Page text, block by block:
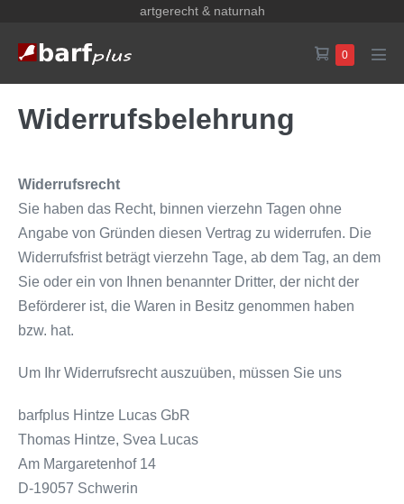
springen
artgerecht & naturnah
Warenkorb
0Elemente
Widerrufsbelehrung
Widerrufsrecht
Sie haben das Recht, binnen vierzehn Tagen ohne
Angabe von Gründen diesen Vertrag zu widerrufen. Die
Widerrufsfrist beträgt vierzehn Tage, ab dem Tag, an dem
Sie oder ein von Ihnen benannter Dritter, der nicht der
Beförderer ist, die Waren in Besitz genommen haben
bzw. hat.
Um Ihr Widerrufsrecht auszuüben, müssen Sie uns
barfplus Hintze Lucas GbR
Thomas Hintze, Svea Lucas
Am Margaretenhof 14
D-19057 Schwerin